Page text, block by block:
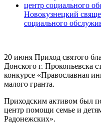
Новокузнецкий
социального
20 июня Приход святого
Донского г. Прокопьевска
конкурсе «Православная
малого гранта.
Приходским активом был
центр помощи семье и
Радонежских».